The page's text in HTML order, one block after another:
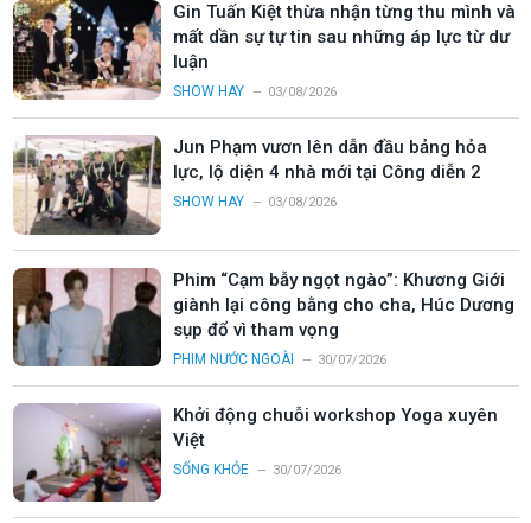
Gin Tuấn Kiệt thừa nhận từng thu mình và
mất dần sự tự tin sau những áp lực từ dư
luận
SHOW HAY 03/08/2026
Jun Phạm vươn lên dẫn đầu bảng hỏa
lực, lộ diện 4 nhà mới tại Công diễn 2
SHOW HAY 03/08/2026
Phim “Cạm bẫy ngọt ngào”: Khương Giới
giành lại công bằng cho cha, Húc Dương
sụp đổ vì tham vọng
PHIM NƯỚC NGOÀI 30/07/2026
Khởi động chuỗi workshop Yoga xuyên
Việt
SỐNG KHỎE 30/07/2026